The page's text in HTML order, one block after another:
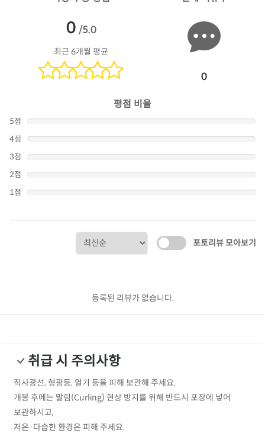
0 /5.0
최근 6개월 평균
0
평점 비율
5점
4점
3점
2점
1점
포토리뷰 모아보기
등록된 리뷰가 없습니다.
취급 시 주의사항
직사광선, 형광등, 열기 등을 피해 보관해 주세요.
개봉 후에는 말림(Curling) 현상 방지를 위해 반드시 포장에 넣어
보관하시고,
저온·다습한 환경은 피해 주세요.